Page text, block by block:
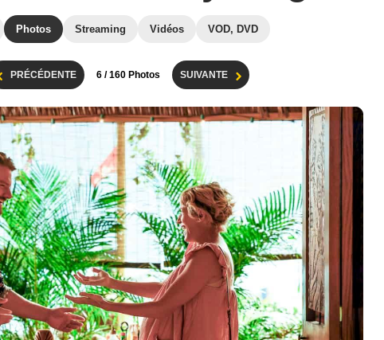
Photos Streaming Vidéos VOD, DVD
PRÉCÉDENTE 6 / 160 Photos SUIVANTE